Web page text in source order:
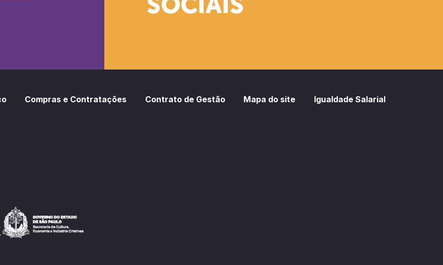
SOCIAIS
Compras e Contratações Contrato de Gestão Mapa do site Igualdade Salarial